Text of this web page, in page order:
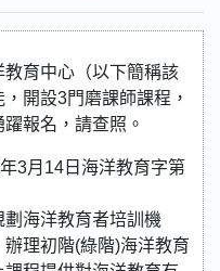
育中心（以下簡稱該
開設3門磨課師課程，
報名，請查照。
3月14日海洋教育字第
海洋教育者培訓機
理初階(綠階)海洋教育